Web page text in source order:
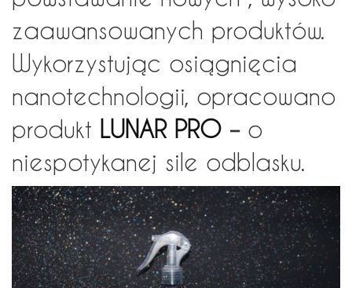
zaawansowanych produktów.
Wykorzystując osiągnięcia
nanotechnologii, opracowano
produkt LUNAR PRO –o
niespotykanej sile odblasku.